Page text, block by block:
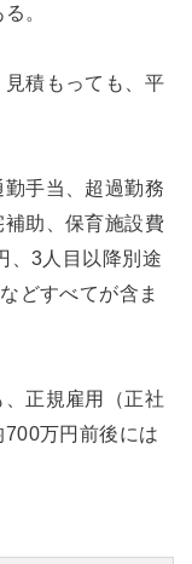
。
積もっても、平
手当、超過勤務
助、保育施設費
、3人目以降別途
どすべてが含ま
正規雇用（正社
万円前後には